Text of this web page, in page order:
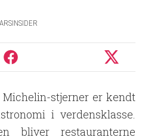
stjerner er kendt
i verdensklasse.
bliver restauranterne